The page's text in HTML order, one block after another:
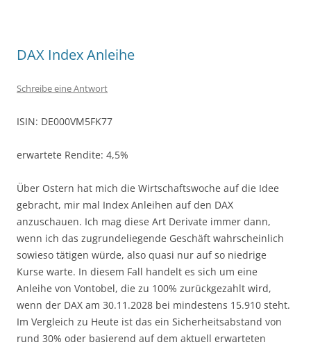
DAX Index Anleihe
Schreibe eine Antwort
ISIN: DE000VM5FK77
erwartete Rendite: 4,5%
Über Ostern hat mich die Wirtschaftswoche auf die Idee
gebracht, mir mal Index Anleihen auf den DAX
anzuschauen. Ich mag diese Art Derivate immer dann,
wenn ich das zugrundeliegende Geschäft wahrscheinlich
sowieso tätigen würde, also quasi nur auf so niedrige
Kurse warte. In diesem Fall handelt es sich um eine
Anleihe von Vontobel, die zu 100% zurückgezahlt wird,
wenn der DAX am 30.11.2028 bei mindestens 15.910 steht.
Im Vergleich zu Heute ist das ein Sicherheitsabstand von
rund 30% oder basierend auf dem aktuell erwarteten